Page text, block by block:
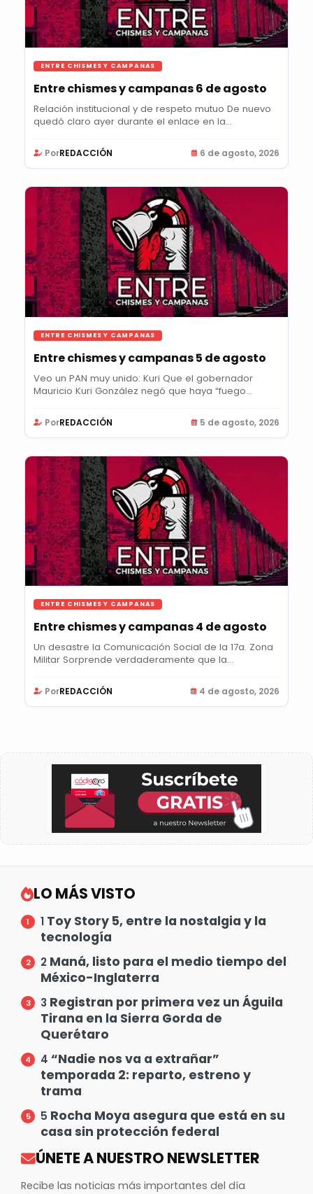
ENTRE CHISMES Y CAMPANAS
Entre chismes y campanas 6 de agosto
Relación institucional y de respeto mutuo De nuevo
quedó claro ayer durante el enlace en la...
PorREDACCIÓN 6 de agosto, 2026
ENTRE CHISMES Y CAMPANAS
Entre chismes y campanas 5 de agosto
Veo un PAN muy unido: Kuri Que el gobernador
Mauricio Kuri González negó que haya “fuego
PorREDACCIÓN 5 de agosto, 2026
ENTRE CHISMES Y CAMPANAS
Entre chismes y campanas 4 de agosto
Un desastre la Comunicación Social de la 17a. Zona
Militar Sorprende verdaderamente que la...
PorREDACCIÓN 4 de agosto, 2026
LO MÁS VISTO
1 Toy Story 5, entre la nostalgia y la
tecnología
2 Maná, listo para el medio tiempo del
México-Inglaterra
3 Registran por primera vez un Águila
Tirana en la Sierra Gorda de
Querétaro
4 “Nadie nos va a extrañar”
temporada 2: reparto, estreno y
trama
5 Rocha Moya asegura que está en su
casa sin protección federal
ÚNETE A NUESTRO NEWSLETTER
Recibe las noticias más importantes del día